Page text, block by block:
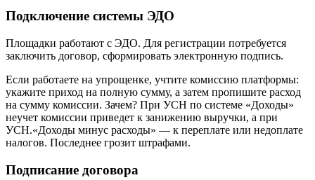
Подключение системы ЭДО
Площадки работают с ЭДО. Для регистрации потребуется
заключить договор, сформировать электронную подпись.
Если работаете на упрощенке, учтите комиссию платформы:
укажите приход на полную сумму, а затем пропишите расход
на сумму комиссии. Зачем? При УСН по системе «Доходы»
неучет комиссии приведет к занижению выручки, а при
УСН.«Доходы минус расходы» — к переплате или недоплате
налогов. Последнее грозит штрафами.
Подписание договора